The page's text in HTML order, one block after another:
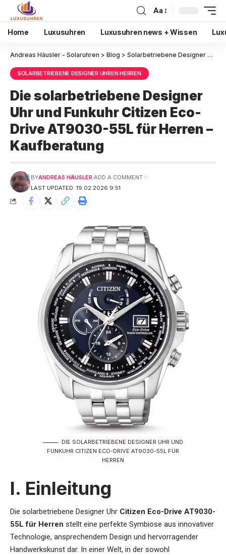
Aa
Home Luxusuhren Luxusuhren news + Wissen
Andreas Häusler - Solaruhren > Blog > Solarbetriebene Designer Uhren Herren
SOLARBETRIEBENE DESIGNER UHREN HERREN
Die solarbetriebene Designer
Uhr und Funkuhr Citizen Eco-
Drive AT9030-55L für Herren –
Kaufberatung
LAST UPDATED: 19.02.2026 9:51
BYANDREAS HÄUSLER ADD A COMMENT
DIE SOLARBETRIEBENE DESIGNER UHR UND
FUNKUHR CITIZEN ECO-DRIVE AT9030-55L FÜR
HERREN
I. Einleitung
Die solarbetriebene Designer Uhr Citizen Eco-Drive AT9030-
55L für Herren stellt eine perfekte Symbiose aus innovativer
Technologie, ansprechendem Design und hervorragender
Handwerkskunst dar. In einer Welt, in der sowohl